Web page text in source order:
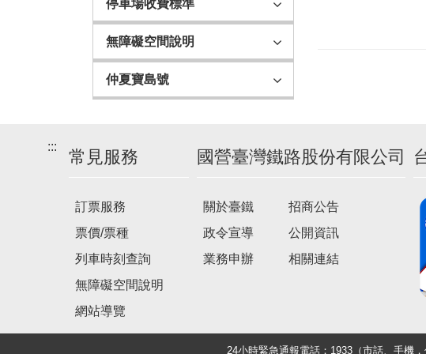
停車場收費標準
無障礙空間說明
仲夏寶島號
:::
常見服務
訂票服務
票價/票種
列車時刻查詢
無障礙空間說明
網站導覽
國營臺灣鐵路股份有限公司
關於臺鐵
政令宣導
業務申辦
招商公告
公開資訊
相關連結
24小時緊急通報電話：1933（市話、手機